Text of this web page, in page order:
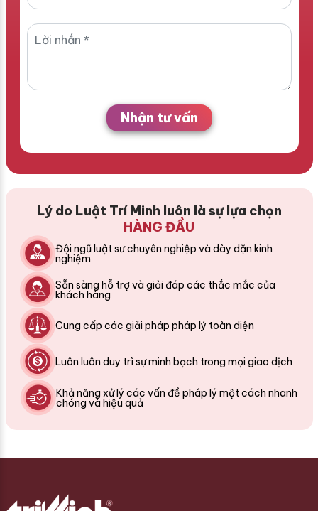
Nhận tư vấn
Lý do Luật Trí Minh luôn là sự lựa chọn
HÀNG ĐẦU
Đội ngũ luật sư chuyên nghiệp và dày dặn kinh
nghiệm
Sẵn sàng hỗ trợ và giải đáp các thắc mắc của
khách hàng
Cung cấp các giải pháp pháp lý toàn diện
Luôn luôn duy trì sự minh bạch trong mọi giao dịch
Khả năng xử lý các vấn đề pháp lý một cách nhanh
chóng và hiệu quả